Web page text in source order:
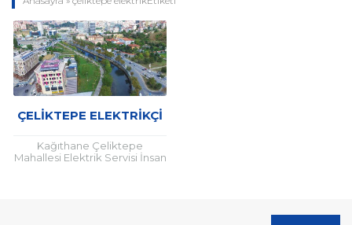
ÇELIKTEPE ELEKTRIKÇI
Kağıthane Çeliktepe
Mahallesi Elektrik Servisi İnsan